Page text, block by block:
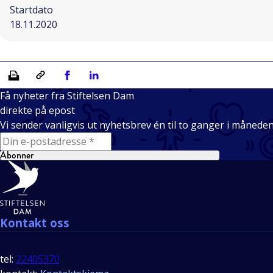
Startdato
18.11.2020
Skriv ut Kopiera länkDel på Facebook
Del på Linkedin
Få nyheter fra Stiftelsen Dam
direkte på epost
Vi sender vanligvis ut nyhetsbrev én til to ganger i
E-mail
Abonner
Bunntekst
Kontakt oss
tel: 22405370